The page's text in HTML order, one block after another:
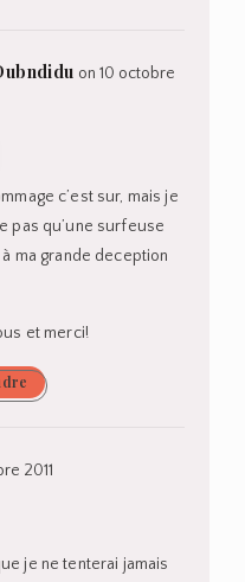
on 10 octobre
c’est sur, mais je
pas qu’une surfeuse
ma grande deception
et merci!
2011
je ne tenterai jamais